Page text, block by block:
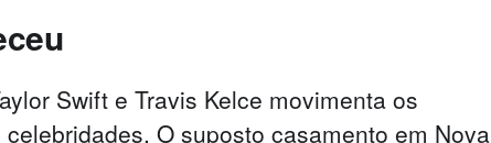
Swift e Travis Kelce movimenta os
O suposto casamento em Nova